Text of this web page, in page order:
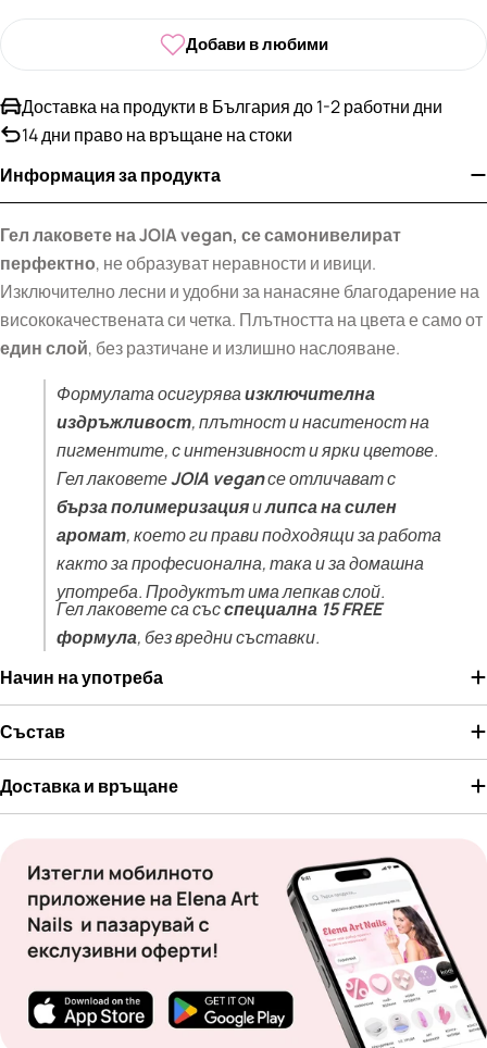
Добави в любими
Доставка на продукти в България до 1-2 работни дни
14 дни право на връщане на стоки
Информация за продукта
Гел лаковете на JOIA vegan, се самонивелират
перфектно, не образуват неравности и ивици.
Изключително лесни и удобни за нанасяне благодарение на
висококачествената си четка. Плътността на цвета е само от
един слой, без разтичане и излишно наслояване.
Формулата осигуряваизключителна
издръжливост, плътност и наситеност на
пигментите, с интензивност и ярки цветове.
Гел лаковетеJOIA veganсе отличават с
бърза полимеризацияилипса на силен
аромат, което ги прави подходящи за работа
както за професионална, така и за домашна
употреба. Продуктът има лепкав слой.
Гел лаковете са съсспециална 15 FREE
формула, без вредни съставки.
Начин на употреба
Състав
Доставка и връщане